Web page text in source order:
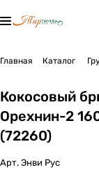
Главная Каталог
Кокосовый
Орехнин-2
(72260)
Арт. Энви Рус